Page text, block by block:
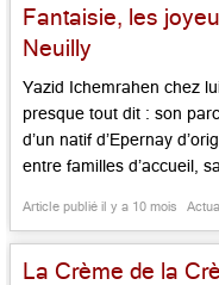
Fantaisie, les
Neuilly
Yazid Ichemrahen chez
presque tout dit : son
d’un natif d’Epernay
entre familles d’accueil,
champion du monde des
23 ans, ses voyages à
parcours […]...
Article publié il y a 10 mois
La Crème de la